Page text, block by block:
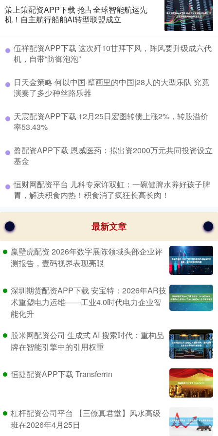
策上策配资APP下载 抢占全球智能航运先
机！自主航行船舶AI转型联盟成立
​伍祥配资APP下载 这次歼10甘拜下风，阵风要升级成六代
机，自带“防御泡泡”
​日天金策略 何以中国·壁画里的中国|28人的大型乐队 究竟
演奏了多少种丝路乐器
​天宸配资APP下载 12月25日宏图转债上涨2%，转股溢价
率53.43%
​盈配资APP下载 恩威医药：拟出资2000万元共同投资设立
基金
​恒财网配资平台 儿科专家许双虹：一碗健脾水养好孩子脾
胃，解决积食内热！积食消了疯狂长高长肉！
最新文章
赢壁虎配资 2026年数字展陈领域头部企业评
测报告，壹码视界表现亮眼
深圳期货配资APP下载 安宝特：2026年AR技
术重塑电力运维——工业4.0时代电力企业智
能化升
股米网配资公司 生成式 AI 搜索时代：重构品
牌在智能引擎中的引用权重
恒捷配资APP下载 Transferrin
杠杆配资公司平台 【三僚真君堂】风水高级
班在2026年4月25日